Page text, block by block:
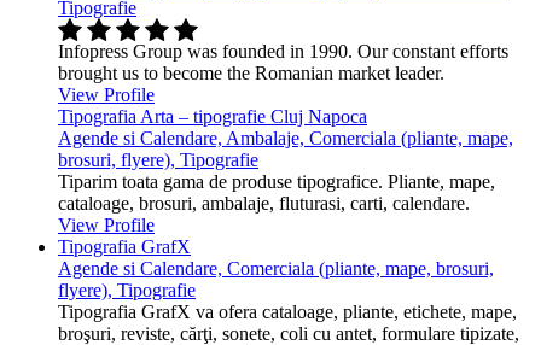
Tipografie
Infopress Group was founded in 1990. Our constant efforts
brought us to become the Romanian market leader.
View Profile
Tipografia Arta – tipografie Cluj Napoca
Agende si Calendare, Ambalaje, Comerciala (pliante, mape,
brosuri, flyere), Tipografie
Tiparim toata gama de produse tipografice. Pliante, mape,
cataloage, brosuri, ambalaje, fluturasi, carti, calendare.
View Profile
Tipografia GrafX
Agende si Calendare, Comerciala (pliante, mape, brosuri,
flyere), Tipografie
Tipografia GrafX va ofera cataloage, pliante, etichete, mape,
broşuri, reviste, cărţi, sonete, coli cu antet, formulare tipizate,